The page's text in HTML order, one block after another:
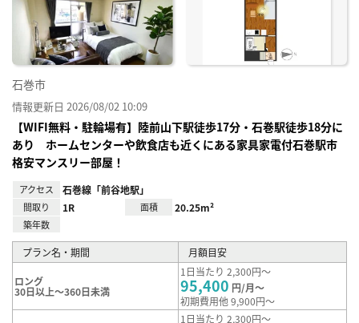
石巻市
情報更新日 2026/08/02 10:09
【WIFI無料・駐輪場有】陸前山下駅徒歩17分・石巻駅徒歩18分に
あり ホームセンターや飲食店も近くにある家具家電付石巻駅市
格安マンスリー部屋！
アクセス 石巻線「前谷地駅」
間取り 1R 面積 20.25m²
築年数
プラン名・期間 月額目安
ロング
30日以上～360日未満
1日当たり 2,300円～
95,400 円/月～
初期費用他 9,900円～
1日当たり 2,300円～